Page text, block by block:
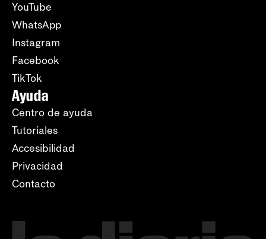
YouTube
WhatsApp
Instagram
Facebook
TikTok
Ayuda
Centro de ayuda
Tutoriales
Accesibilidad
Privacidad
Contacto